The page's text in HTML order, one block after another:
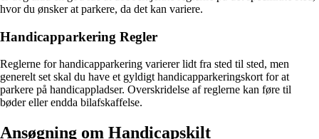
hvor du ønsker at parkere, da det kan variere.
Handicapparkering Regler
Reglerne for handicapparkering varierer lidt fra sted til sted, men
generelt set skal du have et gyldigt handicapparkeringskort for at
parkere på handicappladser. Overskridelse af reglerne kan føre til
bøder eller endda bilafskaffelse.
Ansøgning om Handicapskilt